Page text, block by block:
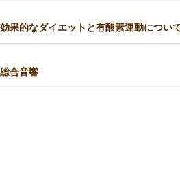
果的なダイエットと有酸素運動につい
合音響